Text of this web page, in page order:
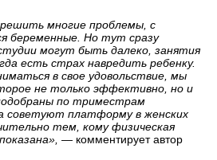
многие проблемы, с
беременные. Но тут сразу
могут быть далеко, занятия
есть страх навредить ребенку.
в свое удовольствие, мы
не только эффективно, но и
по триместрам
советуют платформу в женских
тем, кому физическая
— комментирует автор